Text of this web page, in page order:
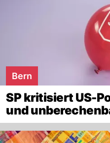
Bern
SP kritisiert US-
und